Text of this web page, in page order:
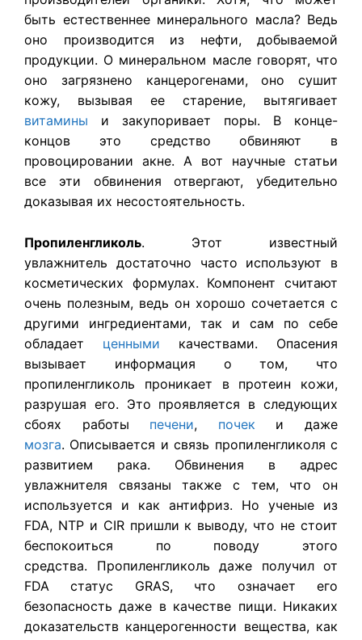
быть естественнее минерального масла? Ведь
оно производится из нефти, добываемой
продукции. О минеральном масле говорят, что
оно загрязнено канцерогенами, оно сушит
кожу, вызывая ее старение, вытягивает
витамины и закупоривает поры. В конце-
концов это средство обвиняют в
провоцировании акне. А вот научные статьи
все эти обвинения отвергают, убедительно
доказывая их несостоятельность.
Пропиленгликоль. Этот известный
увлажнитель достаточно часто используют в
косметических формулах. Компонент считают
очень полезным, ведь он хорошо сочетается с
другими ингредиентами, так и сам по себе
обладает ценными качествами. Опасения
вызывает информация о том, что
пропиленгликоль проникает в протеин кожи,
разрушая его. Это проявляется в следующих
сбоях работы печени, почек и даже
мозга. Описывается и связь пропиленгликоля с
развитием рака. Обвинения в адрес
увлажнителя связаны также с тем, что он
используется и как антифриз. Но ученые из
FDA, NTP и CIR пришли к выводу, что не стоит
беспокоиться по поводу этого
средства. Пропиленгликоль даже получил от
FDA статус GRAS, что означает его
безопасность даже в качестве пищи. Никаких
доказательств канцерогенности вещества, как